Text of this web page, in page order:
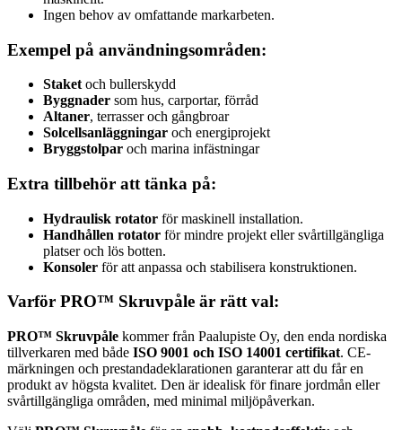
Ingen behov av omfattande markarbeten.
Exempel på användningsområden:
Staket och bullerskydd
Byggnader som hus, carportar, förråd
Altaner, terrasser och gångbroar
Solcellsanläggningar och energiprojekt
Bryggstolpar och marina infästningar
Extra tillbehör att tänka på:
Hydraulisk rotator för maskinell installation.
Handhållen rotator för mindre projekt eller svårtillgängliga
platser och lös botten.
Konsoler för att anpassa och stabilisera konstruktionen.
Varför PRO™ Skruvpåle är rätt val:
PRO™ Skruvpåle kommer från Paalupiste Oy, den enda nordiska
tillverkaren med både ISO 9001 och ISO 14001 certifikat. CE-
märkningen och prestandadeklarationen garanterar att du får en
produkt av högsta kvalitet. Den är idealisk för finare jordmån eller
svårtillgängliga områden, med minimal miljöpåverkan.